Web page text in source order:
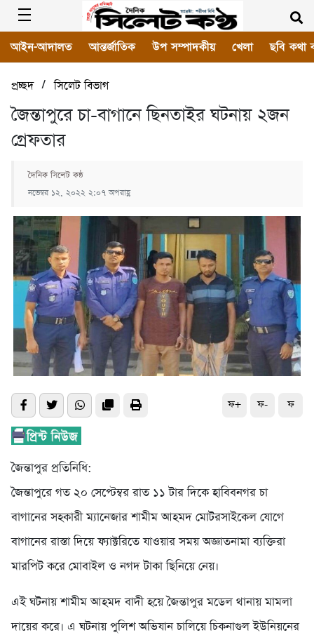
আইন-আদালত আন্তর্জাতিক উপ সম্পাদকীয় খেলা ছবি কথা
প্রচ্ছদ/সিলেট বিভাগ
জৈন্তাপুরে চা-বাগানে ছিনতাইর ঘটনায় ২জন
গ্রেফতার
দৈনিক সিলেট কন্ঠ
নভেম্বর ১২, ২০২২ ২:০৭ অপরাহ্ণ
ফ+ ফ- ফ
জৈন্তাপুর প্রতিনিধি:
জৈন্তাপুরে গত ২০ সেপ্টেম্বর রাত ১১ টার দিকে হাবিবনগর চা
বাগানের সহকারী ম্যানেজার শামীম আহমদ মোটরসাইকেল যোগে
বাগানের রাস্তা দিয়ে ফ্যাক্টরিতে যাওয়ার সময় অজ্ঞাতনামা ব্যক্তিরা
মারপিট করে মোবাইল ও নগদ টাকা ছিনিয়ে নেয়।
এই ঘটনায় শামীম আহমদ বাদী হয়ে জৈন্তাপুর মডেল থানায় মামলা
দায়ের করে। এ ঘটনায় পুলিশ অভিযান চালিয়ে চিকনাগুল ইউনিয়নের